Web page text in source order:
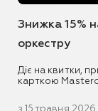
Знижка 15%
оркестру
Діє на квитки,
карткою